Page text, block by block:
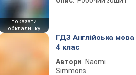
показати
обкладинку
ГДЗ Англійська мова
4 клас
Автори: Naomi
Simmons